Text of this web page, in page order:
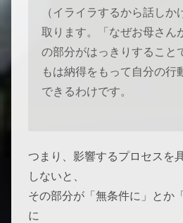
（イライラするから話しか
取ります。「なぜお母さん
の部分がはっきりすること
もは納得をもって自分の行
できるわけです。
つまり、影響するプロセスを
しないと、
その部分が「無条件に」とか
に